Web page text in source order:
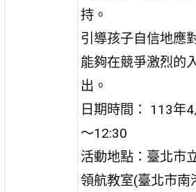
持。
引導孩子自信地應
能夠在競爭激烈的
出。
日期時間： 113年
～12:30
活動地點：臺北市
領航教室(臺北市